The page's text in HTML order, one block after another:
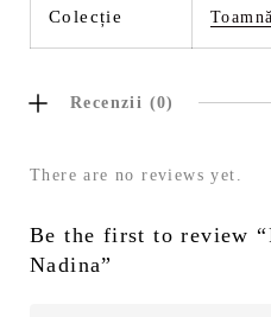
Colecție
Recenzii (0)
There are no reviews yet.
Be the first to review
Nadina”